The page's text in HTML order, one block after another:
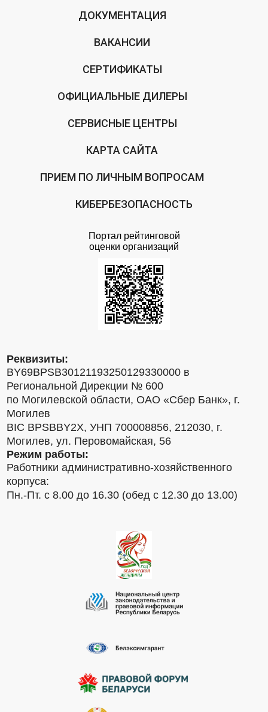
ДОКУМЕНТАЦИЯ
ВАКАНСИИ
СЕРТИФИКАТЫ
ОФИЦИАЛЬНЫЕ ДИЛЕРЫ
СЕРВИСНЫЕ ЦЕНТРЫ
КАРТА САЙТА
ПРИЕМ ПО ЛИЧНЫМ ВОПРОСАМ
КИБЕРБЕЗОПАСНОСТЬ
Портал рейтинговой
оценки организаций
Реквизиты:
BY69BPSB30121193250129330000 в
Региональной Дирекции № 600
по Могилевской области, ОАО «Сбер Банк», г.
Могилев
BIC BPSBBY2X, УНП 700008856, 212030, г.
Могилев, ул. Перовомайская, 56
Режим работы:
Работники административно-хозяйственного
корпуса:
Пн.-Пт. с 8.00 до 16.30 (обед с 12.30 до 13.00)